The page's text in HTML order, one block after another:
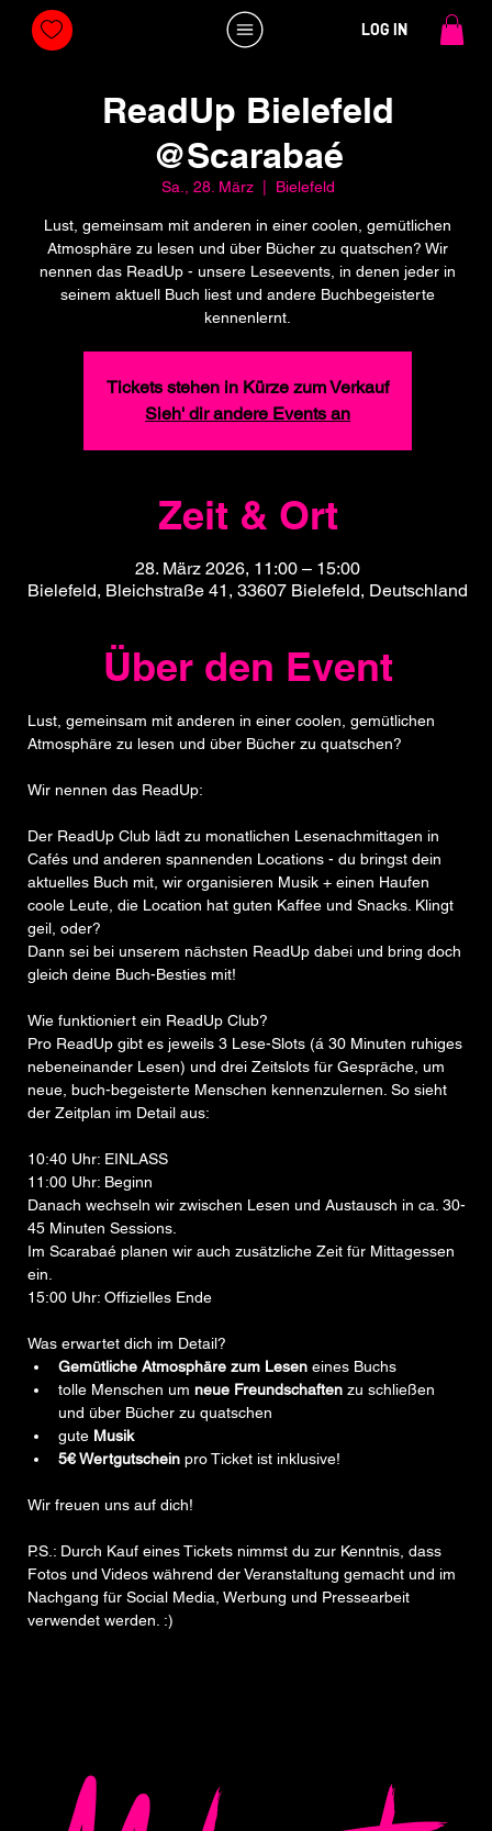
LOG IN
ReadUp Bielefeld
@Scarabaé
Sa., 28. März
  |
Bielefeld
Lust, gemeinsam mit anderen in einer coolen, gemütlichen
Atmosphäre zu lesen und über Bücher zu quatschen? Wir
nennen das ReadUp - unsere Leseevents, in denen jeder in
seinem aktuell Buch liest und andere Buchbegeisterte
kennenlernt.
Tickets stehen in Kürze zum Verkauf
Sieh' dir andere Events an
Zeit & Ort
28. März 2026, 11:00 – 15:00
Bielefeld, Bleichstraße 41, 33607 Bielefeld, Deutschland
Über den Event
Lust, gemeinsam mit anderen in einer coolen, gemütlichen
Atmosphäre zu lesen und über Bücher zu quatschen?
Wir nennen das ReadUp:
Der ReadUp Club lädt zu monatlichen Lesenachmittagen in
Cafés und anderen spannenden Locations - du bringst dein
aktuelles Buch mit, wir organisieren Musik + einen Haufen
coole Leute, die Location hat guten Kaffee und Snacks. Klingt
geil, oder?
Dann sei bei unserem nächsten ReadUp dabei und bring doch
gleich deine Buch-Besties mit!
Wie funktioniert ein ReadUp Club?
Pro ReadUp gibt es jeweils 3 Lese-Slots (á 30 Minuten ruhiges
nebeneinander Lesen) und drei Zeitslots für Gespräche, um
neue, buch-begeisterte Menschen kennenzulernen. So sieht
der Zeitplan im Detail aus:
10:40 Uhr: EINLASS
11:00 Uhr: Beginn
Danach wechseln wir zwischen Lesen und Austausch in ca. 30-
45 Minuten Sessions.
Im Scarabaé planen wir auch zusätzliche Zeit für Mittagessen
ein.
15:00 Uhr: Offizielles Ende
Was erwartet dich im Detail?
Gemütliche Atmosphäre zum Lesen eines Buchs
tolle Menschen um neue Freundschaften zu schließen
und über Bücher zu quatschen
gute Musik
5€ Wertgutschein pro Ticket ist inklusive!
Wir freuen uns auf dich!
P.S.: Durch Kauf eines Tickets nimmst du zur Kenntnis, dass
Fotos und Videos während der Veranstaltung gemacht und im
Nachgang für Social Media, Werbung und Pressearbeit
verwendet werden. :)